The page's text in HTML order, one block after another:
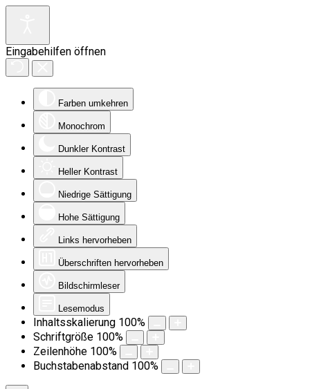
Eingabehilfen öffnen
Farben umkehren
Monochrom
Dunkler Kontrast
Heller Kontrast
Niedrige Sättigung
Hohe Sättigung
Links hervorheben
Überschriften hervorheben
Bildschirmleser
Lesemodus
Inhaltsskalierung 100%
Schriftgröße 100%
Zeilenhöhe 100%
Buchstabenabstand 100%